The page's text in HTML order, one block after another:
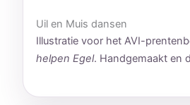
Uil en Muis dansen
Illustratie voor het AVI-
helpen Egel. Handgemaakt en